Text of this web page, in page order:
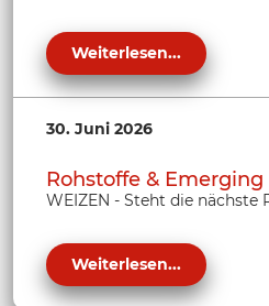
Weiterlesen...
30. Juni 2026
Rohstoffe &
WEIZEN - Steht die nächste
Weiterlesen...